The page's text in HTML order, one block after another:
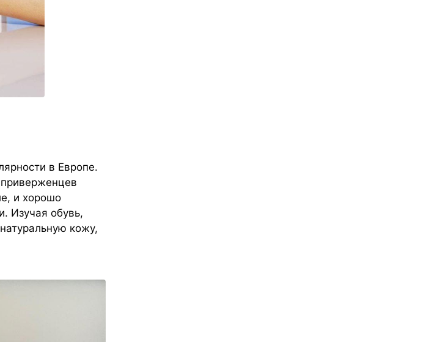
в Европе.
и хорошо
Изучая обувь,
кожу,